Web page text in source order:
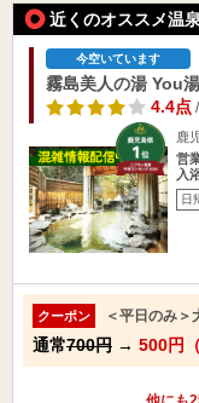
近くのオススメ温
今空いています
霧島美人の湯 You湯
4.4点/
鹿
営
入
日
クーポン ＜平日のみ＞
通常700円 → 500円